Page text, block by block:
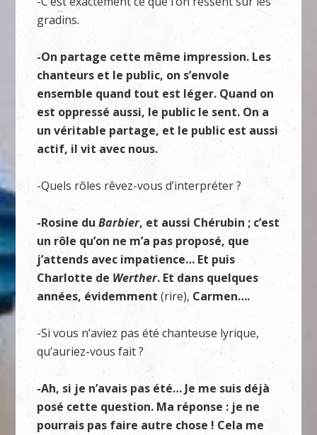
gradins.
-On partage cette même impression. Les
chanteurs et le public, on s’envole
ensemble quand tout est léger. Quand on
est oppressé aussi, le public le sent. On a
un véritable partage, et le public est aussi
actif, il vit avec nous.
-Quels rôles rêvez-vous d’interpréter ?
-Rosine duBarbier, et aussi Chérubin ; c’est
un rôle qu’on ne m’a pas proposé, que
j’attends avec impatience… Et puis
Charlotte deWerther. Et dans quelques
années, évidemment(rire), Carmen….
-Si vous n’aviez pas été chanteuse lyrique,
qu’auriez-vous fait ?
-Ah, si je n’avais pas été… Je me suis déjà
posé cette question. Ma réponse : je ne
pourrais pas faire autre chose ! Cela me